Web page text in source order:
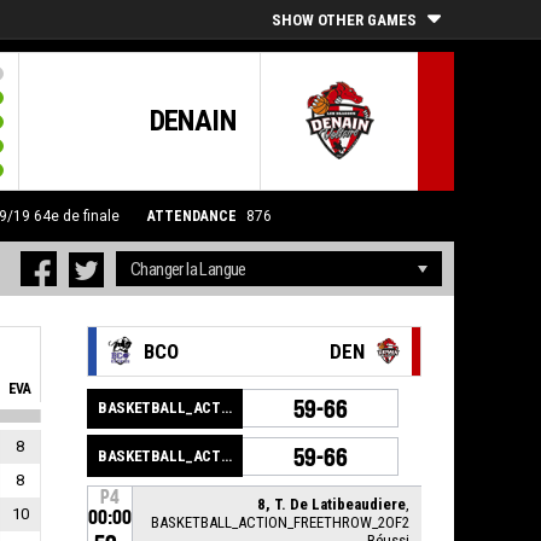
SHOW OTHER GAMES
DENAIN
19 64e de finale ATTENDANCE 876
EVA
8
8
10
BCO DEN
BASKETBALL_ACTION_GAME_END 59-66
BASKETBALL_ACTION_PERIOD_END 59-66
P4
00:00
8, T. De Latibeaudiere,
BASKETBALL_ACTION_FREETHROW_2OF2